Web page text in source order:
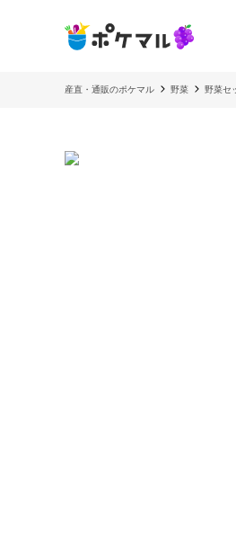
産直・通販のポケマル 野菜 野菜セ